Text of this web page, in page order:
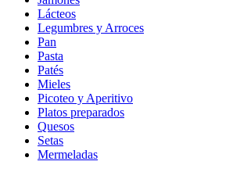
Lácteos
Legumbres y Arroces
Pan
Pasta
Patés
Mieles
Picoteo y Aperitivo
Platos preparados
Quesos
Setas
Mermeladas